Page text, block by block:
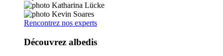
Rencontrez nos experts
Découvrez albedis